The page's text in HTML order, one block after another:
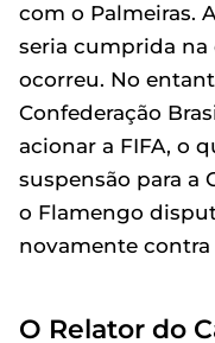
com o Palmeiras.
seria cumprida na
ocorreu. No
Confederação
acionar a FIFA, o
suspensão para a
o Flamengo
novamente contra
O Relator do